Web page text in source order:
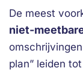
De meest
niet-
plan” leiden